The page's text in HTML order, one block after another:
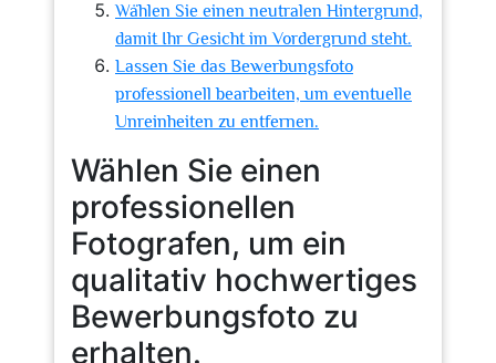
Wählen Sie einen neutralen Hintergrund,
damit Ihr Gesicht im Vordergrund steht.
Lassen Sie das Bewerbungsfoto
professionell bearbeiten, um eventuelle
Unreinheiten zu entfernen.
Wählen Sie einen
professionellen
Fotografen, um ein
qualitativ hochwertiges
Bewerbungsfoto zu
erhalten.